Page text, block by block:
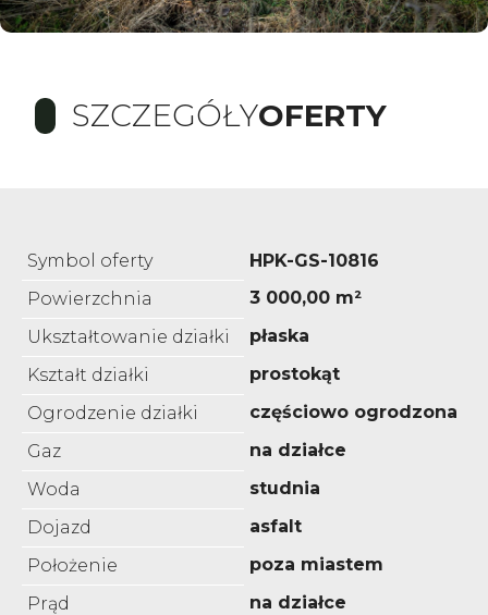
SZCZEGÓŁYOFERTY
Symbol oferty
HPK-GS-10816
Powierzchnia
3 000,00 m²
Ukształtowanie działki
płaska
Kształt działki
prostokąt
Ogrodzenie działki
częściowo ogrodzona
Gaz
na działce
Woda
studnia
Dojazd
asfalt
Położenie
poza miastem
Prąd
na działce